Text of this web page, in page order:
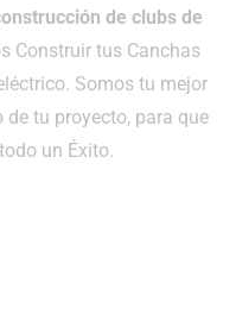
de clubs de
Construir tus Canchas
Somos tu mejor
tu proyecto, para que
un Éxito.